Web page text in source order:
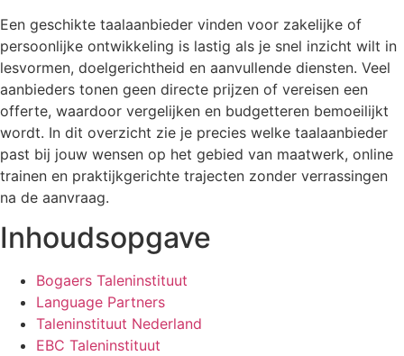
Een geschikte taalaanbieder vinden voor zakelijke of
persoonlijke ontwikkeling is lastig als je snel inzicht wilt in
lesvormen, doelgerichtheid en aanvullende diensten. Veel
aanbieders tonen geen directe prijzen of vereisen een
offerte, waardoor vergelijken en budgetteren bemoeilijkt
wordt. In dit overzicht zie je precies welke taalaanbieder
past bij jouw wensen op het gebied van maatwerk, online
trainen en praktijkgerichte trajecten zonder verrassingen
na de aanvraag.
Inhoudsopgave
Bogaers Taleninstituut
Language Partners
Taleninstituut Nederland
EBC Taleninstituut